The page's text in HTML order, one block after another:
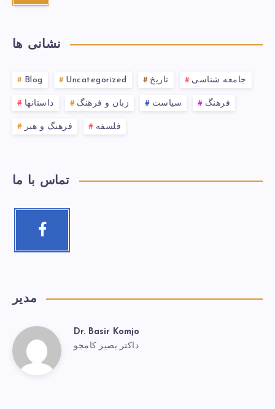
نشانی ها
Blog Uncategorized تاریخ جامعه شناسی
داستانها زبان و فرهنگ سیاست فرهنگ
فرهنگ و هنر فلسفه
تماس با ما
مدیر
Dr. Basir Komjo
داکتر بصیر کامجو